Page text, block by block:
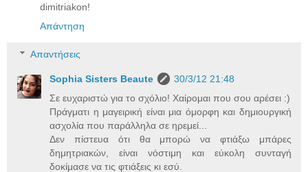
dimitriakon!
Απάντηση
Απαντήσεις
Sophia Sisters Beaute
30/3/12 21:48
Σε ευχαριστώ για το σχόλιο! Χαίρομαι που σου αρέσει :)
Πράγματι η μαγειρική είναι μια όμορφη και δημιουργική
ασχολία που παράλληλα σε ηρεμεί...
Δεν πίστευα ότι θα μπορώ να φτιάξω μπάρες
δημητριακών, είναι νόστιμη και εύκολη συνταγή
δοκίμασε να τις φτιάξεις κι εσύ.